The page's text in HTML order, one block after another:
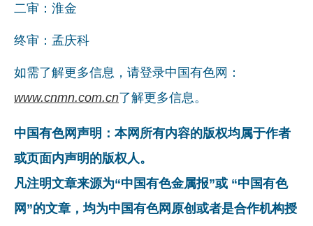
二审：淮金
终审：孟庆科
如需了解更多信息，请登录中国有色网：
www.cnmn.com.cn了解更多信息。
中国有色网声明：本网所有内容的版权均属于作者
或页面内声明的版权人。
凡注明文章来源为“中国有色金属报”或 “中国有色
网”的文章，均为中国有色网原创或者是合作机构授